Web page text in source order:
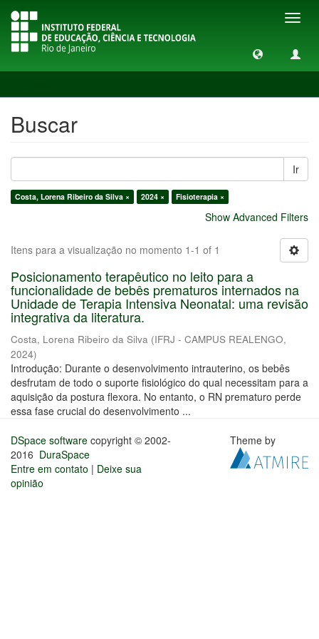
Buscar
Ir
Costa, Lorena Ribeiro da Silva × 2024 × Fisioterapia ×
Show Advanced Filters
Itens para a visualização no momento 1-1 of 1
Posicionamento terapêutico no leito para a
funcionalidade de bebês prematuros internados na
Unidade de Terapia Intensiva Neonatal: uma revisão
integrativa da literatura.
Costa, Lorena Ribeiro da Silva (IFRJ - CAMPUS REALENGO,
2024)
Introdução: Durante o desenvolvimento intrauterino, os bebês
desfrutam de todo o suporte fisiológico do qual necessitam para a
aquisição da postura flexora. No entanto, o RN prematuro perde
essa fase crucial do desenvolvimento ...
DSpace software copyright © 2002-
2016 DuraSpace
Entre em contato | Deixe sua
opinião
Theme by